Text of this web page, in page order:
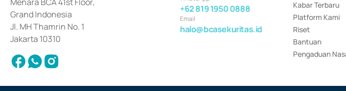
Grand Indonesia
Jl. MH Thamrin No. 1
Jakarta 10310
+62 819 1950 0888
Email
halo@bcasekuritas.id
Kabar Terbaru
Platform Kami
Riset
Bantuan
Pengaduan